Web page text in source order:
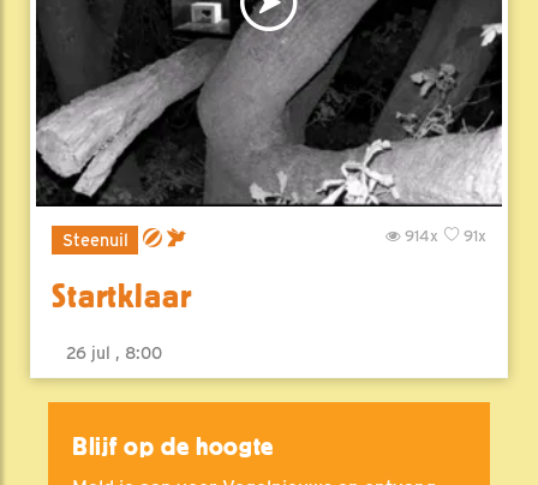
Steenuil 91x
914x
Startklaar
26 jul , 8:00
Blijf op de hoogte